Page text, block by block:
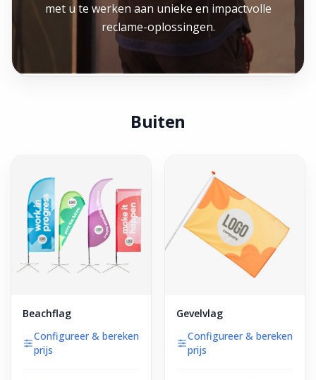
met u te werken aan unieke en impactvolle
reclame-oplossingen.
Buiten
Beachflag
Configureer & bereken
prijs
Gevelvlag
Configureer & bereken
prijs